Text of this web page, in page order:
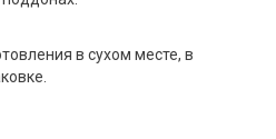
в сухом месте, в